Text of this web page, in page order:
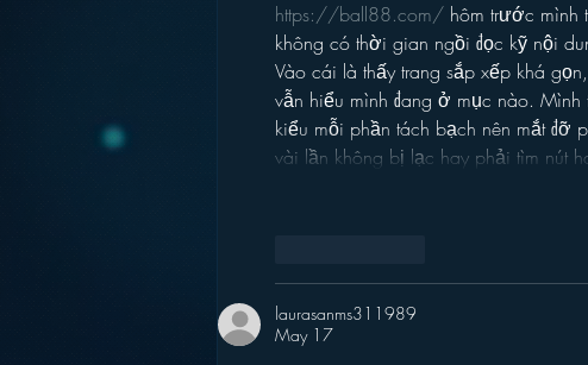
https://ball88.com/ hôm trước mình
không có thời gian ngồi đọc kỹ nội
Vào cái là thấy trang sắp xếp khá
vẫn hiểu mình đang ở mục nào.
kiểu mỗi phần tách bạch nên mắt đỡ
vài lần không bị lạc hay phải tìm nút
laurasanms311989
May 17